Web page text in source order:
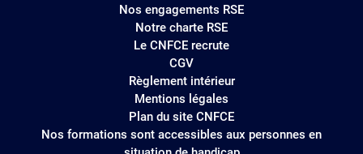
Nos engagements RSE
Notre charte RSE
Le CNFCE recrute
CGV
Règlement intérieur
Mentions légales
Plan du site CNFCE
Nos formations sont accessibles aux personnes en